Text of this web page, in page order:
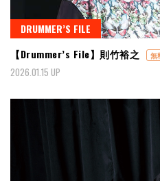
DRUMMER’S FILE
【Drummer’s File】則竹裕之
無
2026.01.15 UP